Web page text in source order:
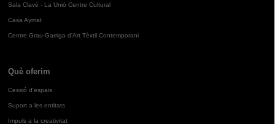
Sala Clavé - La Unió Centre Cultural
Casa Aymat
Centre Grau-Garriga d'Art Tèxtil Contemporani
Què oferim
Cessió d'espais
Suport a les entitats
Impuls a la creativitat